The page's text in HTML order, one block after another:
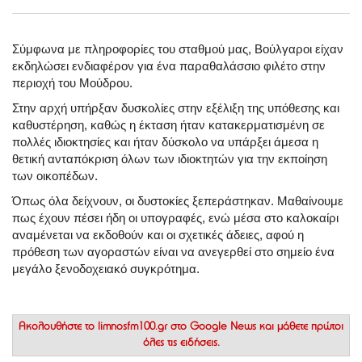
Σύμφωνα με πληροφορίες του σταθμού μας, Βούλγαροι είχαν
εκδηλώσει ενδιαφέρον για ένα παραθαλάσσιο φιλέτο στην
περιοχή του Μούδρου.
Στην αρχή υπήρξαν δυσκολίες στην εξέλιξη της υπόθεσης και
καθυστέρηση, καθώς η έκταση ήταν κατακερματισμένη σε
πολλές ιδιοκτησίες και ήταν δύσκολο να υπάρξει άμεσα η
θετική ανταπόκριση όλων των ιδιοκτητών για την εκποίηση
των οικοπέδων.
Όπως όλα δείχνουν, οι δυστοκίες ξεπεράστηκαν. Μαθαίνουμε
πως έχουν πέσει ήδη οι υπογραφές, ενώ μέσα στο καλοκαίρι
αναμένεται να εκδοθούν και οι σχετικές άδειες, αφού η
πρόθεση των αγοραστών είναι να ανεγερθεί στο σημείο ένα
μεγάλο ξενοδοχειακό συγκρότημα.
Ακολουθήστε το limnosfm100.gr στο Google News και μάθετε πρώτοι
όλες τις ειδήσεις.